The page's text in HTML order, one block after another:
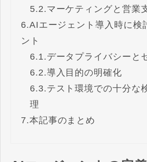
5.2.マーケティングと営業
6.AIエージェント導入時に検
ント
6.1.データプライバシーと
6.2.導入目的の明確化
6.3.テスト環境での十分な
理
7.本記事のまとめ